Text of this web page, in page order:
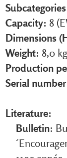
Capacity: 8
Dimensions
Weight: 8,0 kg
Production
Serial
Literature:
Bulletin: